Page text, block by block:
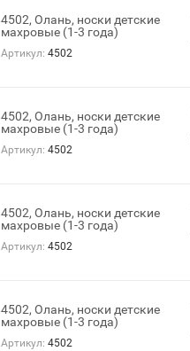
4502, Олань, носки детские
махровые (1-3 года)
Артикул: 4502
4502, Олань, носки детские
махровые (1-3 года)
Артикул: 4502
4502, Олань, носки детские
махровые (1-3 года)
Артикул: 4502
4502, Олань, носки детские
махровые (1-3 года)
Артикул: 4502